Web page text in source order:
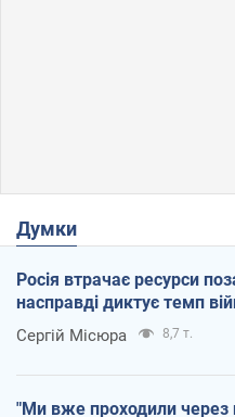
Думки
Росія втрачає ресурси
насправді диктує темп
Сергій Місюра 8,7 т.
"Ми вже проходили через